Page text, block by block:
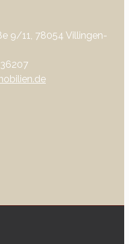
9/11, 78054 Villingen-